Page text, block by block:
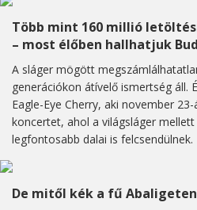
Több mint 160 millió
– most élőben hallhatjuk
A sláger mögött
generációkon átívelő ismertség áll.
Eagle-Eye Cherry, aki november
koncertet, ahol a világsláger
legfontosabb dalai is felcsendülnek.
De mitől kék a fű